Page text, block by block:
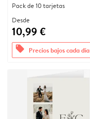
Pack de 10 tarjetas
Desde
10,99 €
offers Precios bajos cada día